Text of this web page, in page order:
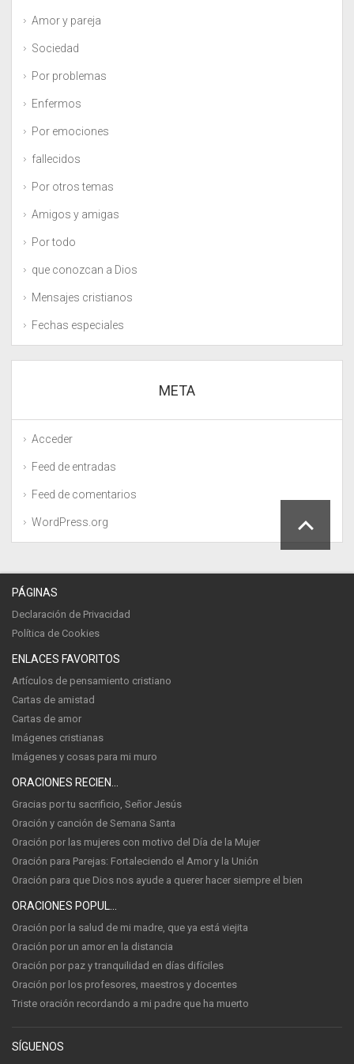
Amor y pareja
Sociedad
Por problemas
Enfermos
Por emociones
fallecidos
Por otros temas
Amigos y amigas
Por todo
que conozcan a Dios
Mensajes cristianos
Fechas especiales
META
Acceder
Feed de entradas
Feed de comentarios
WordPress.org
PÁGINAS
Declaración de Privacidad
Política de Cookies
ENLACES FAVORITOS
Artículos de pensamiento cristiano
Cartas de amistad
Cartas de amor
Imágenes cristianas
Imágenes y cosas para mi muro
Gracias por tu sacrificio, Señor Jesús
Oración y canción de Semana Santa
Oración por las mujeres con motivo del Día de la Mujer
Oración para Parejas: Fortaleciendo el Amor y la Unión
Oración para que Dios nos ayude a querer hacer siempre el bien
Oración por la salud de mi madre, que ya está viejita
Oración por un amor en la distancia
Oración por paz y tranquilidad en días difíciles
Oración por los profesores, maestros y docentes
Triste oración recordando a mi padre que ha muerto
SÍGUENOS